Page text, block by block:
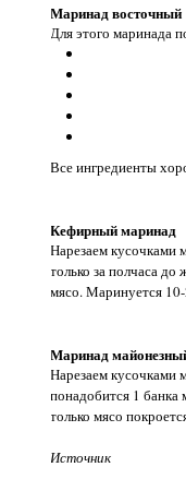
Маринад восточный
Для этого маринада
Все ингредиенты
Кефирный маринад
Нарезаем кусочками
только за полчаса
мясо. Маринуется
Маринад
Нарезаем кусочками
понадобится 1
только мясо
Источник